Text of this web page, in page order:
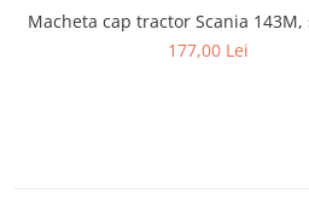
Macheta cap tractor Scania 143M,
177,00 Lei